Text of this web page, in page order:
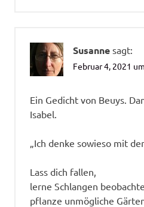
Susanne sagt:
Februar 4, 2021
Ein Gedicht von Beuys.
Isabel.
„Ich denke sowieso mit
Lass dich fallen,
lerne Schlangen
pflanze unmögliche